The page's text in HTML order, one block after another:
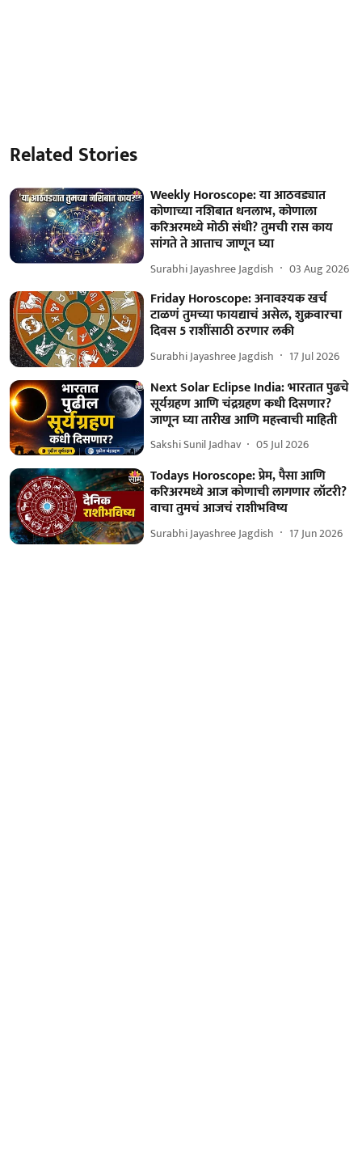
Related Stories
Weekly Horoscope: या आठवड्यात
कोणाच्या नशिबात धनलाभ, कोणाला
करिअरमध्ये मोठी संधी? तुमची रास काय
सांगते ते आत्ताच जाणून घ्या
Surabhi Jayashree Jagdish 03 Aug 2026
Friday Horoscope: अनावश्यक खर्च
टाळणं तुमच्या फायद्याचं असेल, शुक्रवारचा
दिवस 5 राशींसाठी ठरणार लकी
Surabhi Jayashree Jagdish 17 Jul 2026
Next Solar Eclipse India: भारतात पुढचे
सूर्यग्रहण आणि चंद्रग्रहण कधी दिसणार?
जाणून घ्या तारीख आणि महत्त्वाची माहिती
Sakshi Sunil Jadhav 05 Jul 2026
Todays Horoscope: प्रेम, पैसा आणि
करिअरमध्ये आज कोणाची लागणार लॉटरी?
वाचा तुमचं आजचं राशीभविष्य
Surabhi Jayashree Jagdish 17 Jun 2026